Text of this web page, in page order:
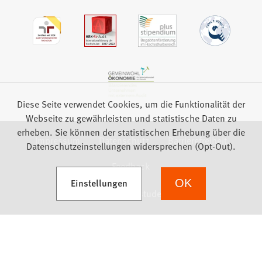
Impressum Datenschutz
Barrierefreiheit
Feedback
Diese Seite verwendet Cookies, um die Funktionalität der
Webseite zu gewährleisten und statistische Daten zu
erheben. Sie können der statistischen Erhebung über die
Datenschutzeinstellungen widersprechen (Opt-Out).
Einstellungen
(Öffnet in einem neuen Tab) OK